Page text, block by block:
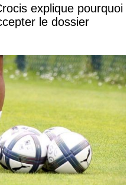
explique pourquoi
le dossier